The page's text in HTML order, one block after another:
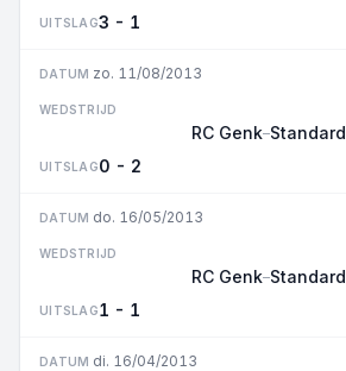
UITSLAG3 - 1
DATUM zo. 11/08/2013
WEDSTRIJD
RC Genk–Standard
UITSLAG0 - 2
DATUM do. 16/05/2013
WEDSTRIJD
RC Genk–Standard
UITSLAG1 - 1
DATUM di. 16/04/2013